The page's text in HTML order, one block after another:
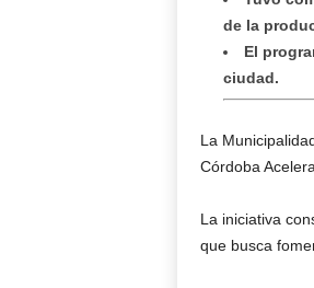
de la
El
ciudad.
La
Córdoba
La iniciativa
que busca